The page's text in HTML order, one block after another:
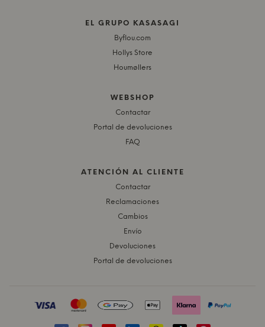
EL GRUPO KASASAGI
Byflou.com
Hollys Store
Houmøllers
WEBSHOP
Contactar
Portal de devoluciones
FAQ
ATENCIÓN AL CLIENTE
Contactar
Reclamaciones
Cambios
Envío
Devoluciones
Portal de devoluciones